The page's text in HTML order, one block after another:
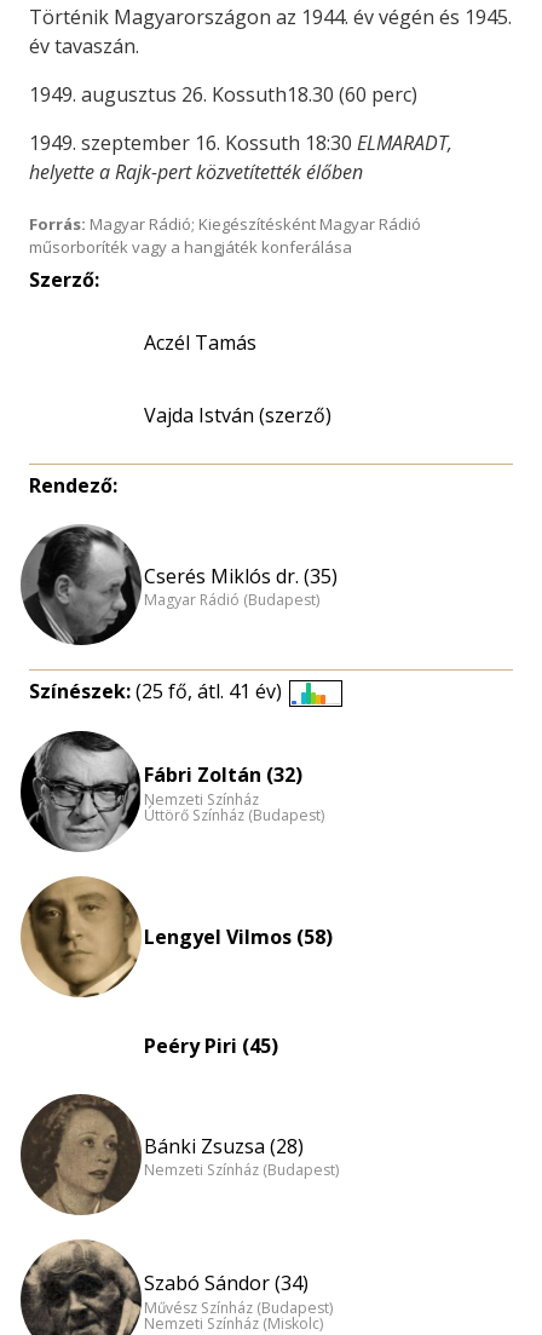
Történik Magyarországon az 1944. év végén és 1945.
év tavaszán.
1949. augusztus 26. Kossuth18.30 (60 perc)
1949. szeptember 16. Kossuth 18:30 ELMARADT,
helyette a Rajk-pert közvetítették élőben
Forrás: Magyar Rádió; Kiegészítésként Magyar Rádió
műsorboríték vagy a hangjáték konferálása
Szerző:
Aczél Tamás
Vajda István (szerző)
Rendező:
Cserés Miklós dr. (35)
Magyar Rádió (Budapest)
Színészek:(25 fő, átl. 41 év)
Fábri Zoltán (32)
Nemzeti Színház
Úttörő Színház (Budapest)
Lengyel Vilmos (58)
Peéry Piri (45)
Bánki Zsuzsa (28)
Nemzeti Színház (Budapest)
Szabó Sándor (34)
Művész Színház (Budapest)
Nemzeti Színház (Miskolc)